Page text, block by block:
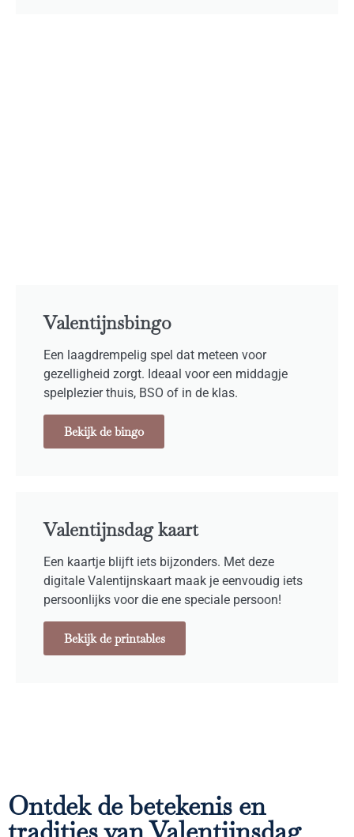
Valentijnsbingo
Een laagdrempelig spel dat meteen voor
gezelligheid zorgt. Ideaal voor een middagje
spelplezier thuis, BSO of in de klas.
Bekijk de bingo
Valentijnsdag kaart
Een kaartje blijft iets bijzonders. Met deze
digitale Valentijnskaart maak je eenvoudig iets
persoonlijks voor die ene speciale persoon!
Bekijk de printables
Ontdek de betekenis en